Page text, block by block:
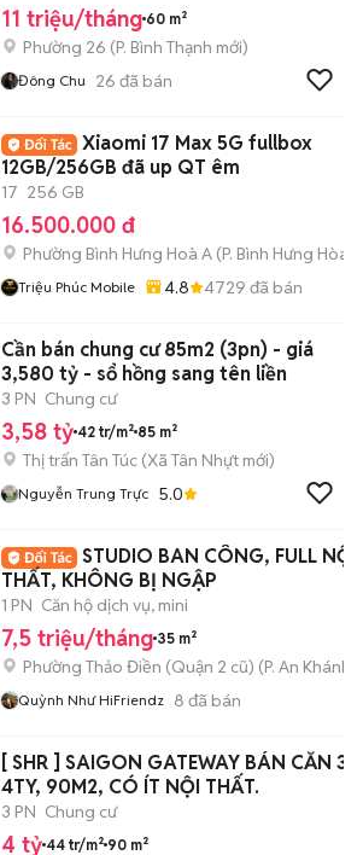
11 triệu/tháng 60 m²
Phường 26 (P. Bình Thạnh mới)
Đông Chu 26 đã bán
Xiaomi 17 Max 5G fullbox
12GB/256GB đã up QT êm
17 256 GB
16.500.000 đ
Phường Bình Hưng Hoà A (P. Bình Hưng Hòa
Triệu Phúc Mobile 4.8 4729 đã bán
Cần bán chung cư 85m2 (3pn) - giá
3,580 tỷ - sổ hồng sang tên liền
3 PN Chung cư
3,58 tỷ 42 tr/m² 85 m²
Thị trấn Tân Túc (Xã Tân Nhựt mới)
Nguyễn Trung Trực 5.0
STUDIO BAN CÔNG, FULL NỘI
THẤT, KHÔNG BỊ NGẬP
1 PN Căn hộ dịch vụ, mini
7,5 triệu/tháng 35 m²
Phường Thảo Điền (Quận 2 cũ) (P. An Khánh
Quỳnh Như HiFriendz 8 đã bán
[ SHR ] SAIGON GATEWAY BÁN CĂN
4TY, 90M2, CÓ ÍT NỘI THẤT.
3 PN Chung cư
4 tỷ 44 tr/m² 90 m²